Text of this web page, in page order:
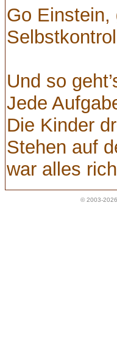
Go
Und so
Jede
Die Kinder
Stehen auf
war alles
© 2003-